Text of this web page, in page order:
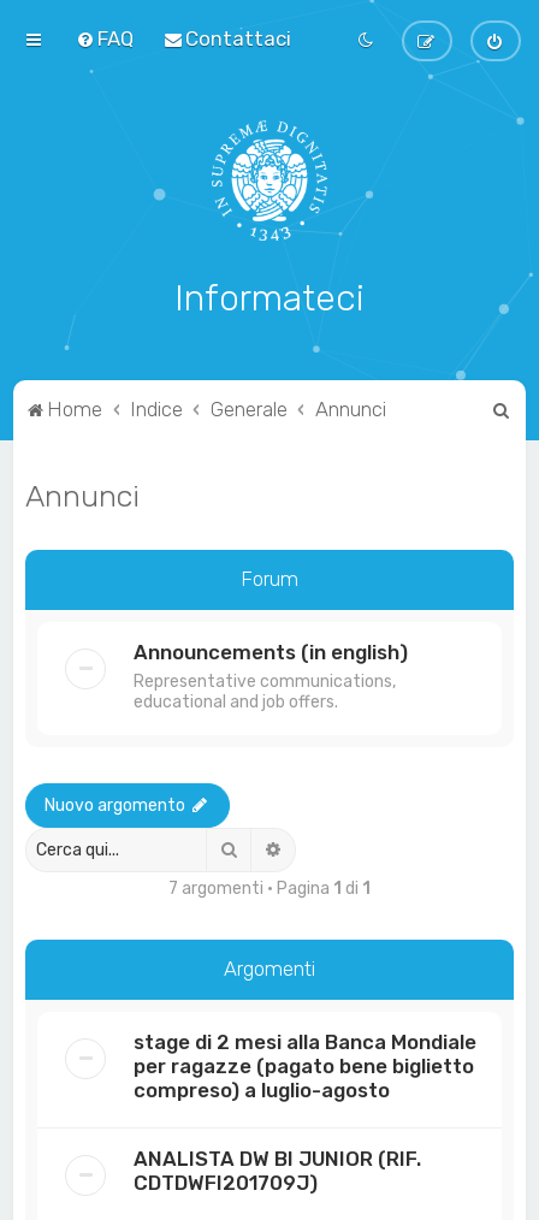
FAQ Contattaci
Informateci
Home Indice Generale Annunci
Annunci
Forum
Announcements (in english)
Representative communications,
educational and job offers.
Nuovo argomento
Cerca
7 argomenti • Pagina 1 di 1
Argomenti
stage di 2 mesi alla Banca Mondiale
per ragazze (pagato bene biglietto
compreso) a luglio-agosto
ANALISTA DW BI JUNIOR (RIF.
CDTDWFI201709J)